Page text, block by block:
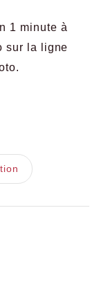
1 minute à
sur la ligne